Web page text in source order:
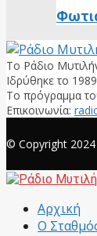
Το Ράδιο
Ιδρύθηκε το
Το πρόγραμμα
Επικοινωνία:
© Copyright 2024
Αρχική
Ο